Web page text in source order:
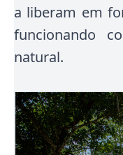
a liberam em
funcionando
natural.